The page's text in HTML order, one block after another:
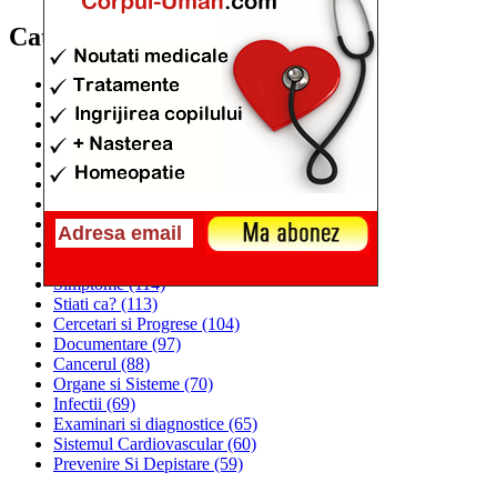
Categorii
Diete si cure de slabire
(706)
Afectiuni si Boli
(401)
Corpul de la A la Z(315)
Medicina Naturista
Anatomie
(295)
Alimentatia(259)
Sanatatea si Preventia(170)
Interventii si Tratamente(167)
Simptome(114)
Stiati ca? (113)
Cercetari si Progrese (104)
Documentare (97)
Cancerul (88)
Organe si Sisteme (70)
Infectii (69)
Examinari si diagnostice (65)
Sistemul Cardiovascular(60)
Prevenire Si Depistare (59)